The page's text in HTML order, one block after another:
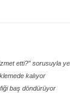
etti?” sorusuyla
kalıyor
baş döndürüyor